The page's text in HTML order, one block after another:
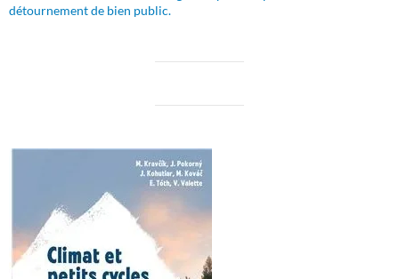
détournement de bien public.